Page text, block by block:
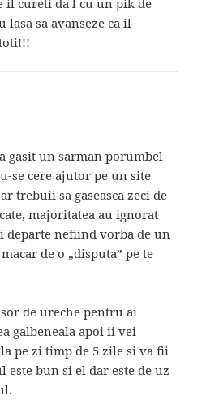
il cureti da l cu un pik de
sa avanseze ca il
gasit un sarman porumbel
se cere ajutor pe un site
trebuii sa gaseasca zeci de
majoritatea au ignorat
departe nefiind vorba de un
de o „disputa” pe te
de ureche pentru ai
galbeneala apoi ii vei
pe zi timp de 5 zile si va fii
bun si el dar este de uz